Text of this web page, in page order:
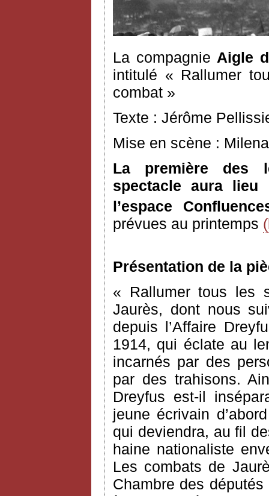
La compagnie Aigle
intitulé « Rallumer
combat »
Texte : Jérôme
Mise en scène :
La première des
spectacle aura
l’espace
prévues au printemps
Présentation de la
« Rallumer tous les
Jaurès, dont nous
depuis l’Affaire
1914, qui éclate au
incarnés par des
par des trahisons.
Dreyfus est-il
jeune écrivain
qui deviendra, au fil
haine nationaliste
Les combats de
Chambre des